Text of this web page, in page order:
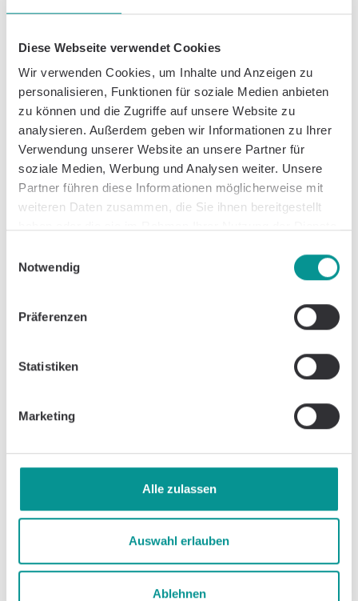
Diese Webseite verwendet Cookies
Wir verwenden Cookies, um Inhalte und Anzeigen zu
personalisieren, Funktionen für soziale Medien anbieten
zu können und die Zugriffe auf unsere Website zu
analysieren. Außerdem geben wir Informationen zu Ihrer
Verwendung unserer Website an unsere Partner für
soziale Medien, Werbung und Analysen weiter. Unsere
Partner führen diese Informationen möglicherweise mit
weiteren Daten zusammen, die Sie ihnen bereitgestellt
Notwendig
Präferenzen
Statistiken
Marketing
Alle zulassen
Auswahl erlauben
Ablehnen
Lymphödem: Ein umfassender Leitfaden
Selbstmanagement
Neurologie
Schädel-Hirn-Trauma (SHT): Grade 1-3,
Spätfolgen, Reha & Genesung | Caspar
Health
Caspar Health ist ein Unternehmen der GOREHA